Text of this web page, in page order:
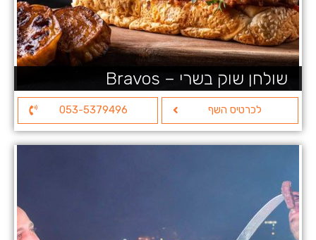
שולחן שוק בשרי – Bravos
לכרטיס השף 053-5379496